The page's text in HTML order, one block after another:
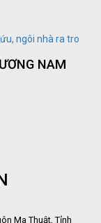
ngôi nhà ra tro
NAM
Ma Thuật, Tỉnh